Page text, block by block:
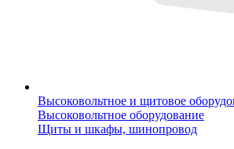
Высоковольтное и щитовое
Высоковольтное оборудование
Щиты и шкафы, шинопровод